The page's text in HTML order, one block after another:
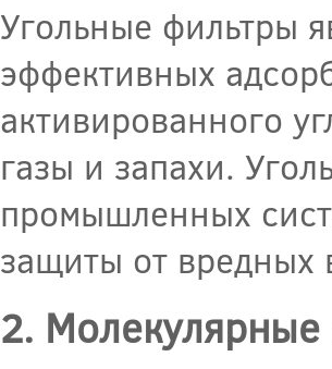
Угольные фильтры
эффективных
активированного
газы и запахи.
промышленных
защиты от вредных
2. Молекулярные